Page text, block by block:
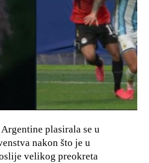
plasirala se u
nakon što je u
velikog preokreta